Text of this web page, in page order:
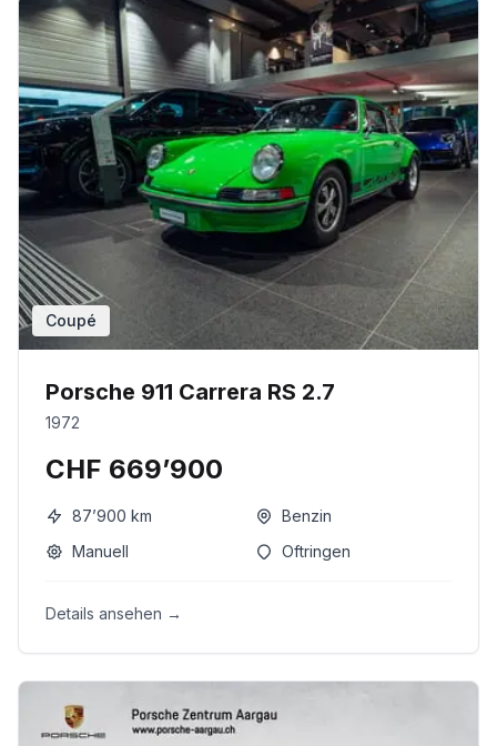
Coupé
Porsche 911 Carrera RS 2.7
1972
CHF 669’900
87’900 km
Benzin
Manuell
Oftringen
Details ansehen →